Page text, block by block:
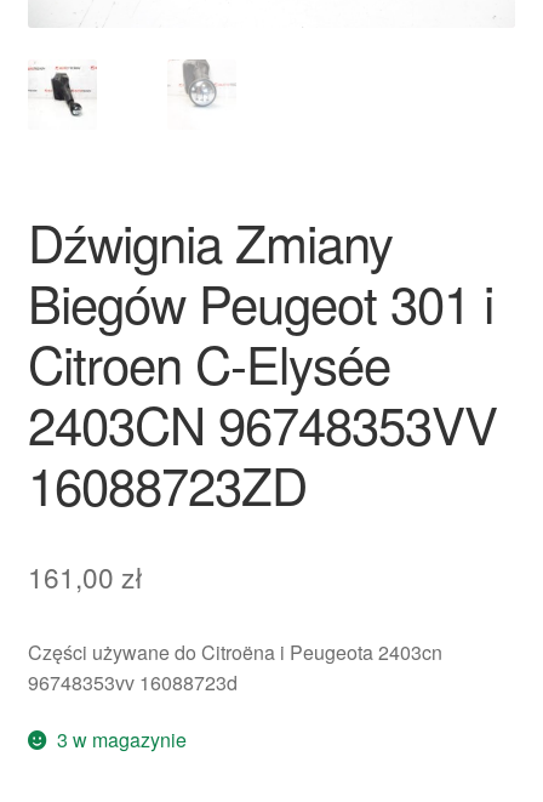
Skarga
Zasady i warunki
Dźwignia Zmiany
Biegów Peugeot 301 i
Citroen C-Elysée
2403CN 96748353VV
16088723ZD
161,00 zł
Części używane do Citroëna i Peugeota 2403cn
96748353vv 16088723d
3 w magazynie